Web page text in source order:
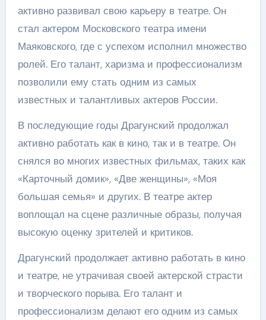
активно развивал свою карьеру в театре. Он
стал актером Московского театра имени
Маяковского, где с успехом исполнил множество
ролей. Его талант, харизма и профессионализм
позволили ему стать одним из самых
известных и талантливых актеров России.
В последующие годы Драгунский продолжал
активно работать как в кино, так и в театре. Он
снялся во многих известных фильмах, таких как
«Карточный домик», «Две женщины», «Моя
большая семья» и других. В театре актер
воплощал на сцене различные образы, получая
высокую оценку зрителей и критиков.
Драгунский продолжает активно работать в кино
и театре, не утрачивая своей актерской страсти
и творческого порыва. Его талант и
профессионализм делают его одним из самых